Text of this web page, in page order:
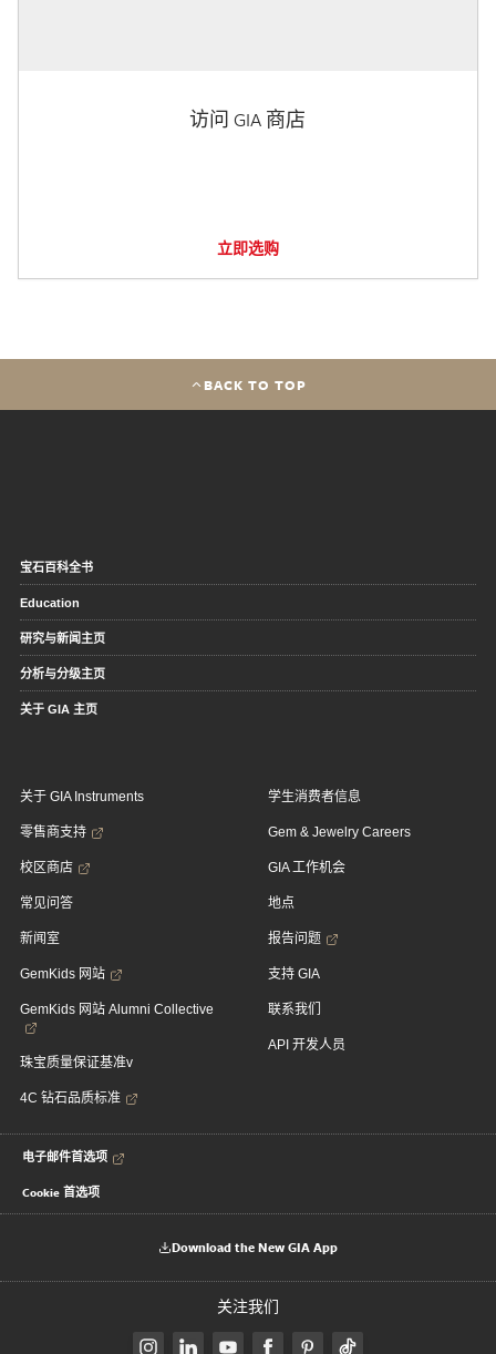
访问 GIA 商店
立即选购
BACK TO TOP
宝石百科全书
Education
研究与新闻主页
分析与分级主页
关于 GIA 主页
关于 GIA Instruments
零售商支持
校区商店
常见问答
新闻室
GemKids 网站
GemKids 网站 Alumni Collective
珠宝质量保证基准v
4C 钻石品质标准
学生消费者信息
Gem & Jewelry Careers
GIA 工作机会
地点
报告问题
支持 GIA
联系我们
API 开发人员
电子邮件首选项
Cookie 首选项
Download the New GIA App
关注我们